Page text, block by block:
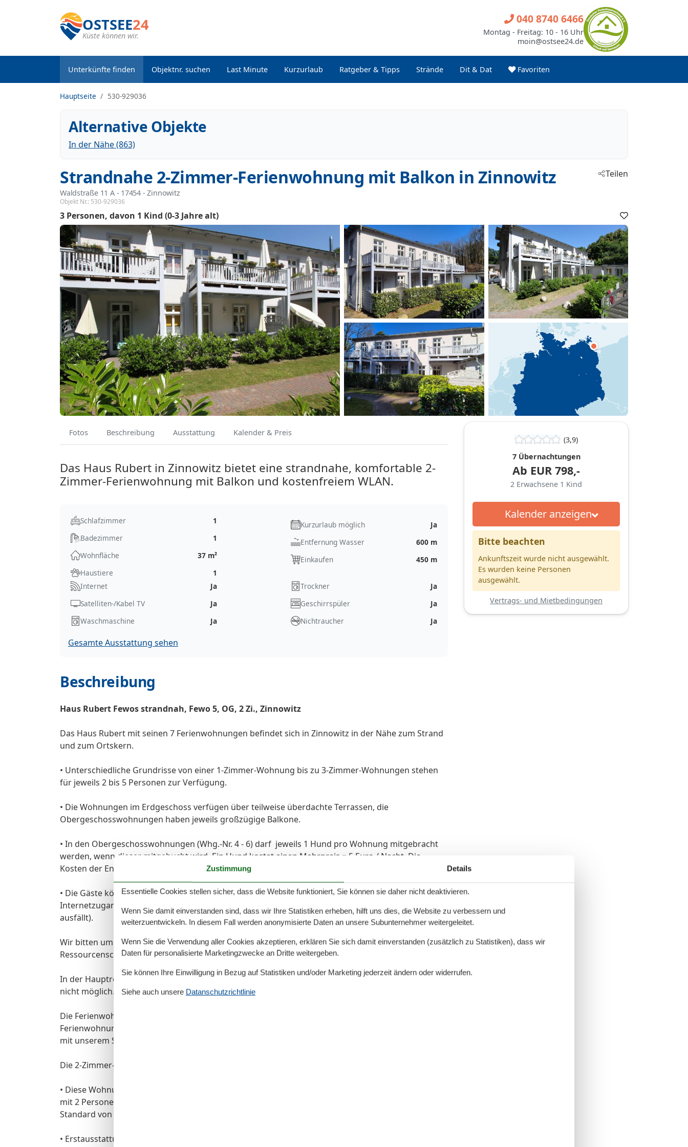
OSTSEE24
Küste können wir.
Unterkünfte finden Objektnr. suchen Last Minute Kurzurlaub Ratgeber & Tipps Strände Dit & Dat Favoriten
040 8740 6466
Montag - Freitag: 10 - 16 Uhr
moin@ostsee24.de
Hauptseite 530-929036
Alternative Objekte
In der Nähe (863)
Strandnahe 2-Zimmer-Ferienwohnung mit Balkon in Zinnowitz
Waldstraße 11 A - 17454 - Zinnowitz
Objekt Nr.: 530-929036
Teilen
3 Personen davon 1 Kind (0-3 Jahre alt)
Fotos Beschreibung Ausstattung Kalender & Preis
Das Haus Rubert in Zinnowitz bietet eine strandnahe, komfortable 2-
Zimmer-Ferienwohnung mit Balkon und kostenfreiem WLAN.
Schlafzimmer
1
Badezimmer
1
Wohnfläche
37 m²
Haustiere
1
Kurzurlaub möglich
Ja
Entfernung Wasser
600 m
Einkaufen
450 m
Internet
Ja
Satelliten-/Kabel TV
Ja
Waschmaschine
Ja
Trockner
Ja
Geschirrspüler
Ja
Nichtraucher
Ja
Gesamte Ausstattung sehen
Beschreibung
Haus Rubert Fewos strandnah, Fewo 5, OG, 2 Zi., Zinnowitz
Das Haus Rubert mit seinen 7 Ferienwohnungen befindet sich in Zinnowitz in der Nähe zum Strand
und zum Ortskern.
• Unterschiedliche Grundrisse von einer 1-Zimmer-Wohnung bis zu 3-Zimmer-Wohnungen stehen
für jeweils 2 bis 5 Personen zur Verfügung.
• Die Wohnungen im Erdgeschoss verfügen über teilweise überdachte Terrassen, die
Obergeschosswohnungen haben jeweils großzügige Balkone.
• In den Obergeschosswohnungen (Whg.-Nr. 4 - 6) darf jeweils 1 Hund pro Wohnung mitgebracht
werden, wenn dieser mitgebucht wird. Ein Hund kostet einen Mehrpreis = 5 Euro / Nacht. Die
Kosten der Endreinigung erhöht sich zusätzlich um 30,- Euro.
• Die Gäste können kostenfrei ins deutsche Festnetz telefonieren und kostenfrei einen DSL-
Internetzugang über WLAN mitbenutzen (keine zugesicherte Eigenschaft falls mal der Router
ausfällt).
Wir bitten um Ihre Mithilfe beim Energiesparen (Heizung, Strom, Wasser) zum Klima- und
Ressourcenschutz.
In der Hauptreisezeit ist eine An- bzw. Abreise am Wochenende aus organisatorischen Gründen
nicht möglich. Wir bitten dies bei Ihrer Urlaubsplanung zu berücksichtigen.
Die Ferienwohnungsvermittlung Herrmann bietet Ihnen hier die direkte Buchungsmöglichkeit der
Ferienwohnungen ohne Preisaufschläge durch andere Buchungsportale. Gerne stehen wir Ihnen
mit unserem Service für Sie zur Verfügung.
Die 2-Zimmer-Ferienwohnung im Obergeschoss steht für bis zu 2 Erwachsene zur Verfügung.
• Diese Wohnung wurde vom DTV (Deutscher Tourismusverband) mit 4-Sternen bei einer Belegung
mit 2 Personen klassifiziert. Bei einer Belegung von mehr als 2 Personen ist der DTV-Sterne-
Standard von 4-Sternen nicht mehr gewährleistet.
• Erstausstattung Wäschesets (Bettwäsche und Handtücher) sind im Buchungsgesamtpreis
(3,9)
7 Übernachtungen
Ab EUR 798,-
2 Erwachsene 1 Kind
Kalender anzeigen
Bitte beachten
Ankunftszeit wurde nicht ausgewählt.
Es wurden keine Personen
ausgewählt.
Vertrags- und Mietbedingungen
Zustimmung Details
Essentielle Cookies stellen sicher, dass die Website funktioniert, Sie können sie daher nicht deaktivieren.
Wenn Sie damit einverstanden sind, dass wir Ihre Statistiken erheben, hilft uns dies, die Website zu verbessern und
weiterzuentwickeln. In diesem Fall werden anonymisierte Daten an unsere Subunternehmer weitergeleitet.
Wenn Sie die Verwendung aller Cookies akzeptieren, erklären Sie sich damit einverstanden (zusätzlich zu Statistiken), dass wir
Daten für personalisierte Marketingzwecke an Dritte weitergeben.
Sie können Ihre Einwilligung in Bezug auf Statistiken und/oder Marketing jederzeit ändern oder widerrufen.
Siehe auch unsere Datanschutzrichtlinie